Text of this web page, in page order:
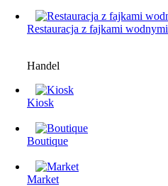
Restauracjа z fajkami wodnymi
Handel
Kiosk
Boutique
Market